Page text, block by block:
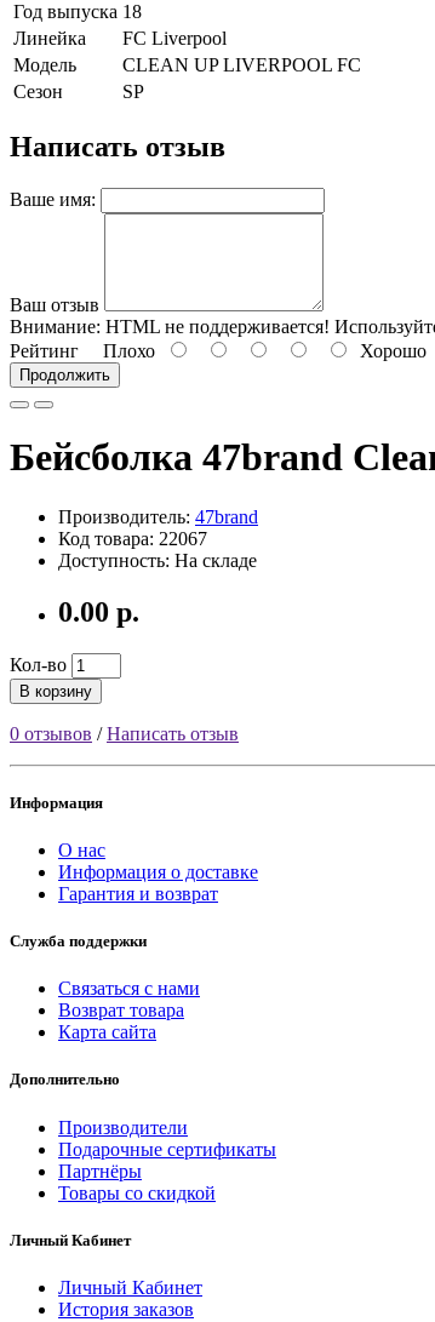
Год выпуска 18
Линейка
FC Liverpool
Модель
CLEAN UP LIVERPOOL FC
Сезон
SP
Написать отзыв
Ваше имя:
Ваш отзыв
Внимание: HTML не поддерживается!
Рейтинг Плохо Хорошо
Продолжить
Бейсболка 47brand
Производитель: 47brand
Код товара: 22067
Доступность: На складе
0.00 р.
Кол-во
В корзину
0 отзывов /Написать отзыв
Информация
О нас
Информация о доставке
Гарантия и возврат
Служба поддержки
Связаться с нами
Возврат товара
Карта сайта
Дополнительно
Производители
Подарочные сертификаты
Партнёры
Товары со скидкой
Личный Кабинет
Личный Кабинет
История заказов